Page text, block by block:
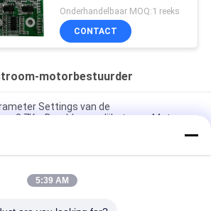
Onderhandelbaar MOQ:1 reeks
CONTACT
motorbestuurder
Settings van de
3.7Kw Brushless gelijkstroom Motor
de Motorbestuurder van Hall Brushless
Speed Motor Controller
DC Motor Driver V8.8D For
5:39 AM